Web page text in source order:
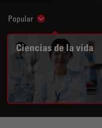
Popular Show subnavigation
Ciencias de la vida